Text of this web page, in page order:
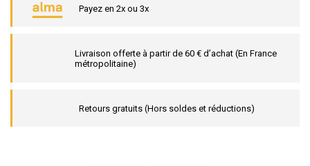
Payez en 2x ou 3x
Livraison offerte à partir de 60 € d’achat (En France
métropolitaine)
Retours gratuits (Hors soldes et réductions)